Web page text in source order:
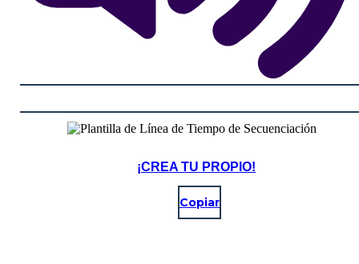
¡CREA TU PROPIO!
Copiar